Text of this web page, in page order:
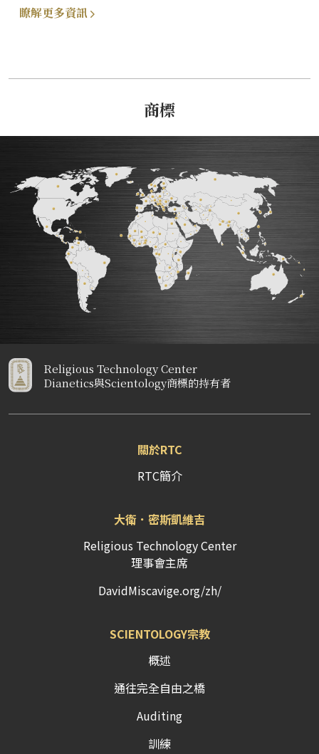
瞭解更多資訊
商標
Religious Technology Center
Dianetics與Scientology商標的持有者
關於RTC
RTC簡介
大衛．密斯凱維吉
Religious Technology Center
理事會主席
DavidMiscavige.org/zh/
SCIENTOLOGY宗教
概述
通往完全自由之橋
Auditing
訓練